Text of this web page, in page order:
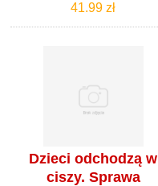
41.99 zł
Dzieci odchodzą w
ciszy. Sprawa